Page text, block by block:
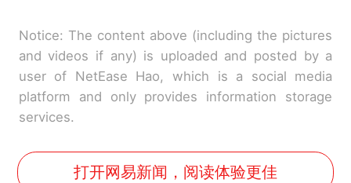
Notice: The content above (including the pictures
and videos if any) is uploaded and posted by a
user of NetEase Hao, which is a social media
platform and only provides information storage
services.
打开网易新闻，阅读体验更佳